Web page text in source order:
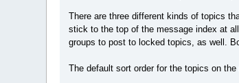
There are three different kinds of topics
stick to the top of the message index at
groups to post to locked topics, as well.
The default sort order for the topics on